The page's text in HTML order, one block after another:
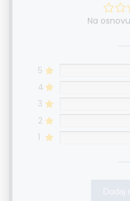
Na
5
4
3
2
1